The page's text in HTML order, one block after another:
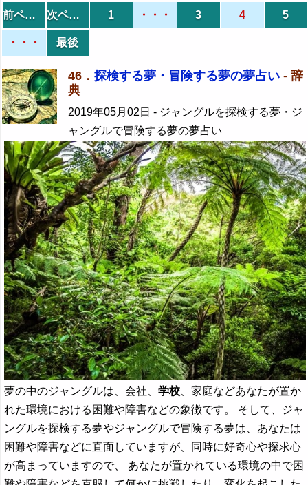
前ページ
次ページ 1 ・・・ 3 4 5
・・・ 最後
46． 探検する夢・冒険する夢の夢占い - 辞
典
2019年05月02日 - ジャングルを探検する夢・ジ
ャングルで冒険する夢の夢占い
夢の中のジャングルは、会社、学校 、家庭などあなたが置か
れた環境における困難や障害などの象徴です。 そして、ジャ
ングルを探検する夢やジャングルで冒険する夢は、あなたは
困難や障害などに直面していますが、同時に好奇心や探求心
が高まっていますので、 あなたが置かれている環境の中で困